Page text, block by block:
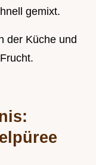
gemixt.
der Küche und